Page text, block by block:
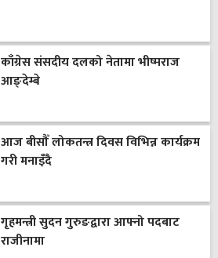
काँग्रेस संसदीय दलको नेतामा भीष्मराज
आङ्देम्बे
आज बीसौँ लोकतन्त्र दिवस विभिन्न कार्यक्रम
गरी मनाइँदै
गृहमन्त्री सुदन गुरुङद्वारा आफ्नो पदबाट
राजीनामा